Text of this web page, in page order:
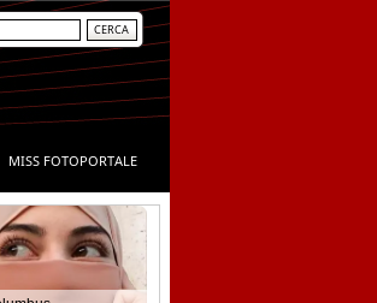
MISS FOTOPORTALE